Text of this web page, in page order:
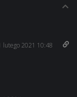
lutego 2021 10:48